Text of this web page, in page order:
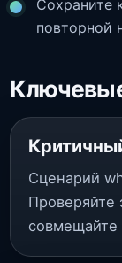
Сохраните
повторной
Сценарий
Проверяйте
совмещайте